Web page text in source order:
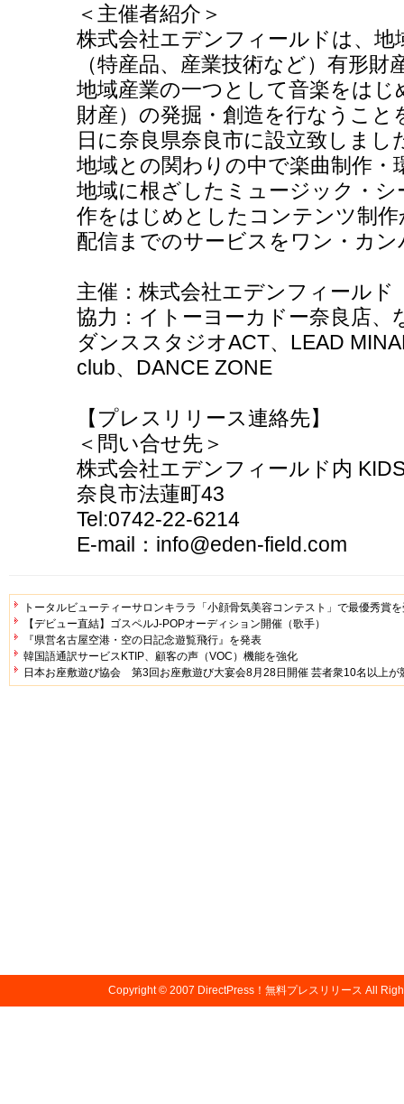
＜主催者紹介＞
株式会社エデンフィールドは、
（特産品、産業技術など）有形
地域産業の一つとして音楽をは
財産）の発掘・創造を行なうこ
日に奈良県奈良市に設立致しまし
地域との関わりの中で楽曲制作・
地域に根ざしたミュージック・
作をはじめとしたコンテンツ制
配信までのサービスをワン・カ
主催：株式会社エデンフィールド
協力：イトーヨーカドー奈良店、
ダンススタジオACT、LEAD
club、DANCE ZONE
【プレスリリース連絡先】
＜問い合せ先＞
株式会社エデンフィールド内
奈良市法蓮町43
Tel:0742-22-6214
E-mail：info@eden-field.com
トータルビューティーサロンキララ「小顔骨気美容コンテスト」で最優秀賞
【デビュー直結】ゴスペルJ-POPオーディション開催（歌手）
『県営名古屋空港・空の日記念遊覧飛行』を発表
韓国語通訳サービスKTIP、顧客の声（VOC）機能を強化
日本お座敷遊び協会 第3回お座敷遊び大宴会8月28日開催 芸者衆10名以上が
Copyright © 2007 DirectPress！無料プレスリリース All